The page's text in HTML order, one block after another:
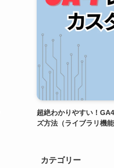
超絶わかりやすい！
ズ方法（ライブラリ機能
カテゴリー